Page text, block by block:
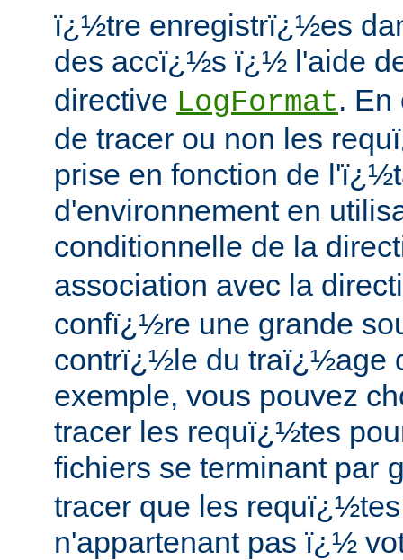
ï¿½tre enregistrï¿½es
des accï¿½s ï¿½ l'aide
directive LogFormat.
de tracer ou non les
prise en fonction de
d'environnement en
conditionnelle de la
association avec la
confï¿½re une grande
contrï¿½le du traï¿½age
exemple, vous pouvez
tracer les requï¿½tes
fichiers se terminant par
tracer que les
n'appartenant pas ï¿½